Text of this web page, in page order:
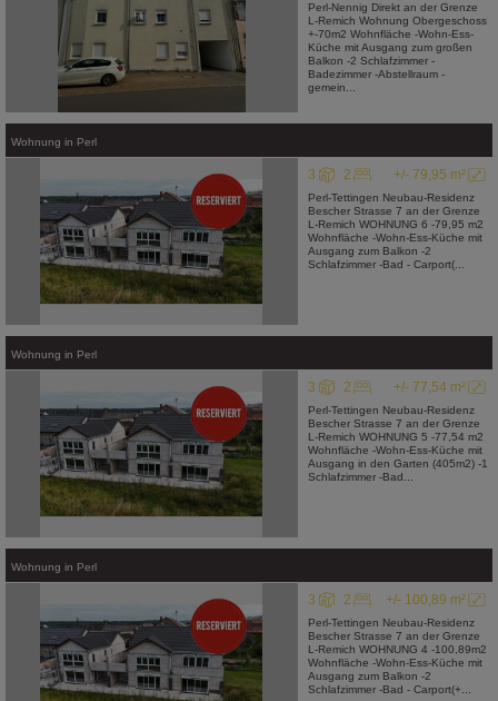
Perl-Nennig Direkt an der Grenze
L-Remich Wohnung Obergeschoss
+-70m2 Wohnfläche -Wohn-Ess-
Küche mit Ausgang zum großen
Balkon -2 Schlafzimmer -
Badezimmer -Abstellraum -
gemein...
Wohnung in Perl
+/- 79,95 m²
3 2
Perl-Tettingen Neubau-Residenz
Bescher Strasse 7 an der Grenze
L-Remich WOHNUNG 6 -79,95 m2
Wohnfläche -Wohn-Ess-Küche mit
Ausgang zum Balkon -2
Schlafzimmer -Bad - Carport(...
Wohnung in Perl
+/- 77,54 m²
3 2
Perl-Tettingen Neubau-Residenz
Bescher Strasse 7 an der Grenze
L-Remich WOHNUNG 5 -77,54 m2
Wohnfläche -Wohn-Ess-Küche mit
Ausgang in den Garten (405m2) -1
Schlafzimmer -Bad...
Wohnung in Perl
+/- 100,89 m²
3 2
Perl-Tettingen Neubau-Residenz
Bescher Strasse 7 an der Grenze
L-Remich WOHNUNG 4 -100,89m2
Wohnfläche -Wohn-Ess-Küche mit
Ausgang zum Balkon -2
Schlafzimmer -Bad - Carport(+...